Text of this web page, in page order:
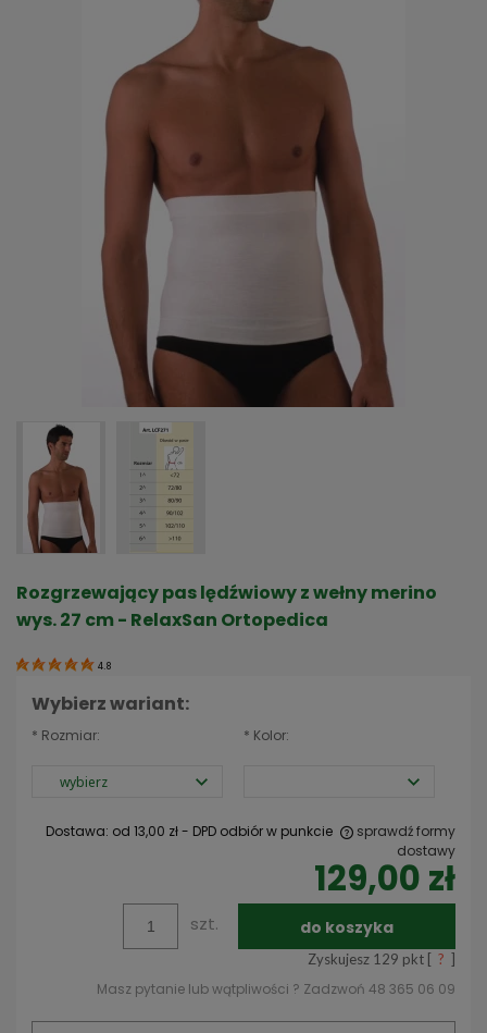
Rozgrzewający pas lędźwiowy z wełny merino
wys. 27 cm - RelaxSan Ortopedica
4.8
Wybierz wariant:
* Rozmiar: * Kolor:
Dostawa: od 13,00 zł- DPD odbiór w punkcie
Cena nie zawiera ewentualnych kosztów płatności
sprawdź formy
dostawy
129,00 zł
szt. do koszyka
Zyskujesz 129 pkt [ ? ]
Masz pytanie lub wątpliwości ? Zadzwoń 48 365 06 09